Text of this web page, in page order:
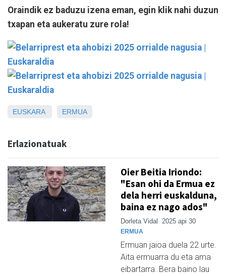
Oraindik ez baduzu izena eman, egin klik nahi duzun
txapan eta aukeratu zure rola!
EUSKARA ERMUA
Erlazionatuak
Oier Beitia Iriondo:
"Esan ohi da Ermua ez
dela herri euskalduna,
baina ez nago ados"
Dorleta Vidal 2025 api 30
ERMUA
Ermuan jaioa duela 22 urte.
Aita ermuarra du eta ama
eibartarra. Bera baino lau